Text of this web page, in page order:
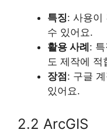
특징: 사용이
수 있어요.
활용 사례 :
도 제작에 적
장점 : 구글
있어요.
2.2 ArcGIS